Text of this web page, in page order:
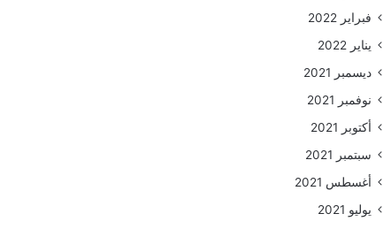
فبراير 2022
يناير 2022
ديسمبر 2021
نوفمبر 2021
أكتوبر 2021
سبتمبر 2021
أغسطس 2021
يوليو 2021